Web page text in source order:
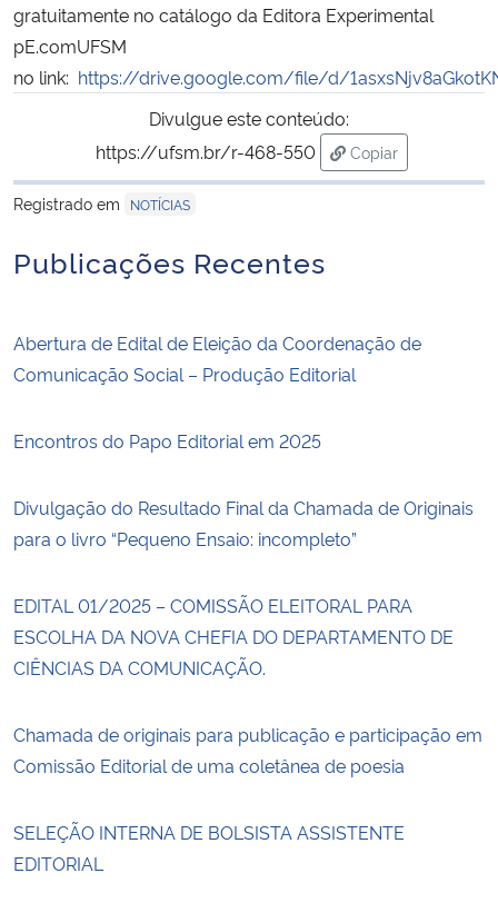
gratuitamente no catálogo da Editora Experimental
pE.comUFSM
no link: https://drive.google.com/file/d/
Divulgue este conteúdo:
https://ufsm.br/r-468-550
Copiar
para área de
Registrado em
NOTÍCIAS
Publicações Recentes
Abertura de Edital de Eleição da Coordenação de
Comunicação Social – Produção Editorial
Encontros do Papo Editorial em 2025
Divulgação do Resultado Final da Chamada de Originais
para o livro “Pequeno Ensaio: incompleto”
EDITAL 01/2025 – COMISSÃO ELEITORAL PARA
ESCOLHA DA NOVA CHEFIA DO DEPARTAMENTO DE
CIÊNCIAS DA COMUNICAÇÃO.
Chamada de originais para publicação e participação em
Comissão Editorial de uma coletânea de poesia
SELEÇÃO INTERNA DE BOLSISTA ASSISTENTE
EDITORIAL